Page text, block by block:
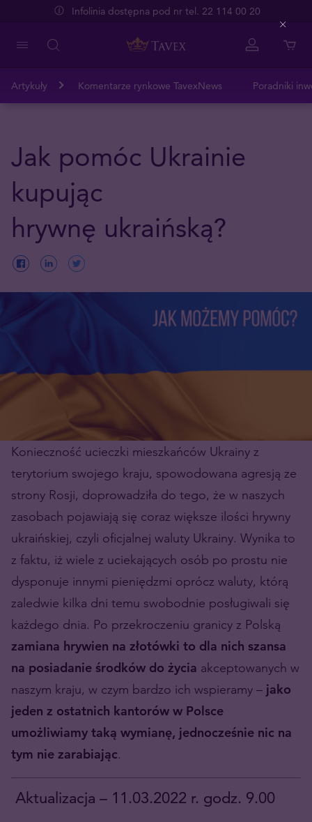
Infolinia dostępna pod nr tel. 22 114 00 20
Artykuły Komentarze rynkowe TavexNews Poradniki
Jak pomóc Ukrainie
kupując
hrywnę ukraińską?
Konieczność ucieczki mieszkańców Ukrainy z
terytorium swojego kraju, spowodowana agresją ze
strony Rosji, doprowadziła do tego, że w naszych
zasobach pojawiają się coraz większe ilości hrywny
ukraińskiej, czyli oficjalnej waluty Ukrainy. Wynika to
z faktu, iż wiele z uciekających osób po prostu nie
dysponuje innymi pieniędzmi oprócz waluty, którą
zaledwie kilka dni temu swobodnie posługiwali się
każdego dnia. Po przekroczeniu granicy z Polską
zamiana hrywien na złotówki to dla nich szansa
na posiadanie środków do życia akceptowanych w
naszym kraju, w czym bardzo ich wspieramy – jako
jeden z ostatnich kantorów w Polsce
umożliwiamy taką wymianę, jednocześnie nic na
tym nie zarabiając.
Aktualizacja – 11.03.2022 r. godz. 9.00
Close